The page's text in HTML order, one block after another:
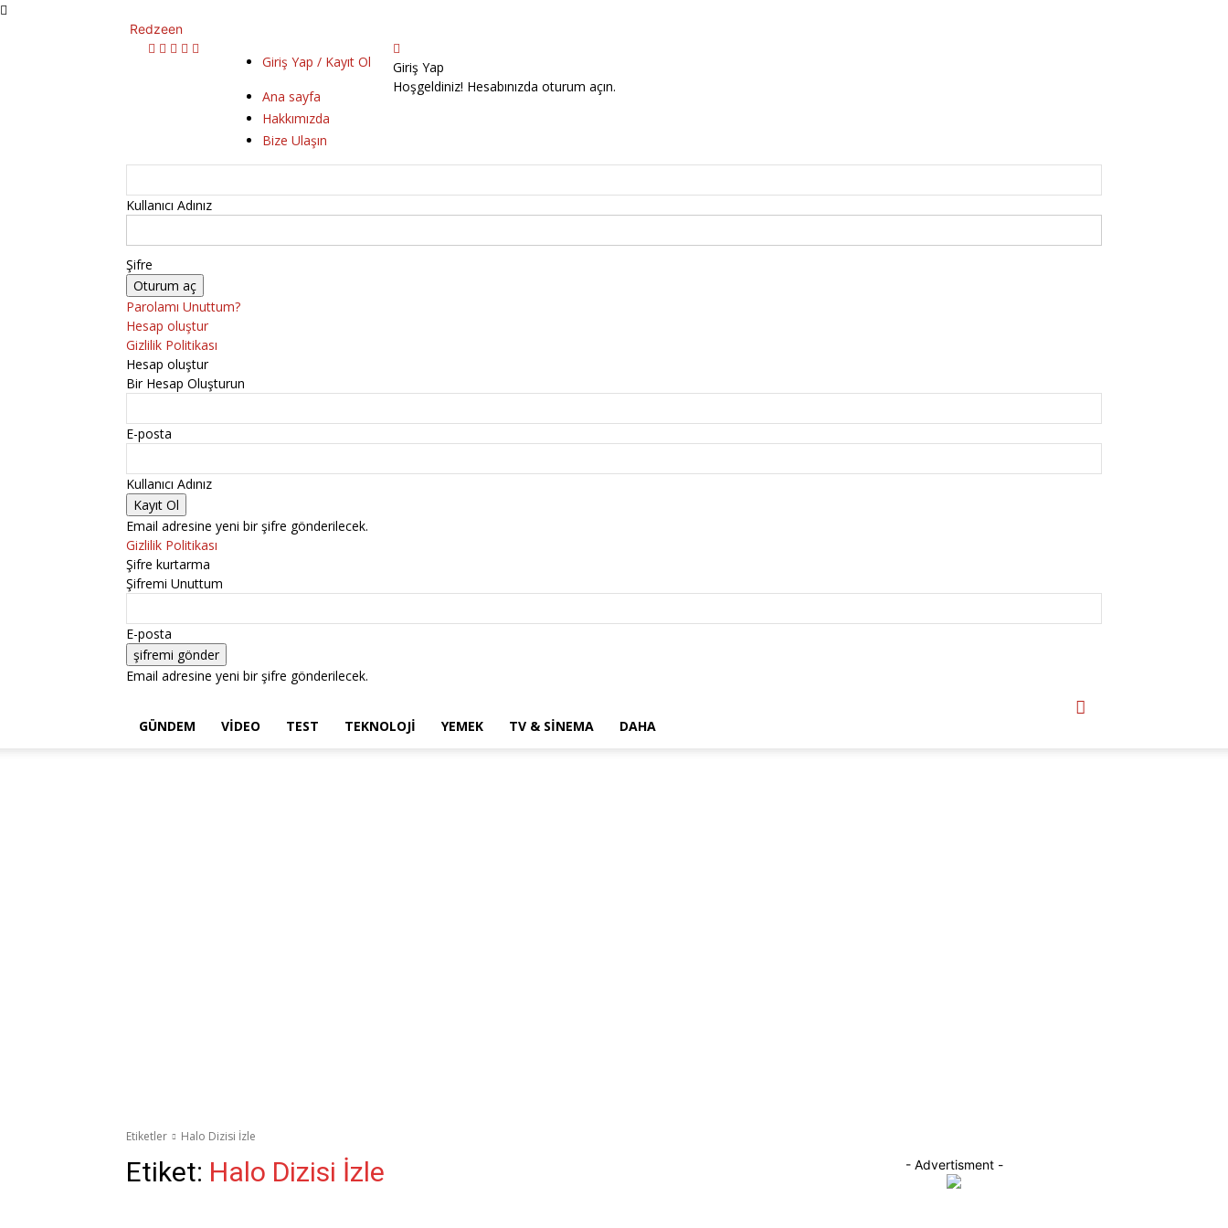
Redzeen
Giriş Yap / Kayıt Ol
Ana sayfa
Hakkımızda
Bize Ulaşın
Giriş Yap
Hoşgeldiniz! Hesabınızda oturum açın.
Kullanıcı Adınız
Şifre
Parolamı Unuttum?
Hesap oluştur
Gizlilik Politikası
Hesap oluştur
Bir Hesap Oluşturun
E-posta
Kullanıcı Adınız
Email adresine yeni bir şifre gönderilecek.
Gizlilik Politikası
Şifre kurtarma
Şifremi Unuttum
E-posta
Email adresine yeni bir şifre gönderilecek.
GÜNDEM VIDEO TEST TEKNOLOJI YEMEK TV & SINEMA DAHA
Etiketler Halo Dizisi İzle
Etiket: Halo Dizisi İzle - Advertisment -